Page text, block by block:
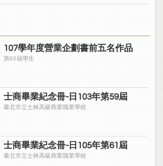
107學年度營業企劃書前五名作品
第65屆學生
士商畢業紀念冊-日103年第59屆
臺北市立士林高級商業職業學校
士商畢業紀念冊-日105年第61屆
臺北市立士林高級商業職業學校